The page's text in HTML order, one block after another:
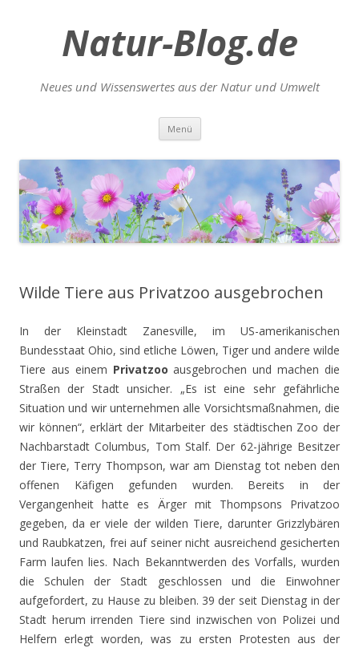
Natur-Blog.de
Neues und Wissenswertes aus der Natur und Umwelt
Menü Zum
springen
Wilde Tiere aus Privatzoo ausgebrochen
In der Kleinstadt Zanesville, im US-amerikanischen
Bundesstaat Ohio, sind etliche Löwen, Tiger und andere wilde
Tiere aus einem Privatzoo ausgebrochen und machen die
Straßen der Stadt unsicher. „Es ist eine sehr gefährliche
Situation und wir unternehmen alle Vorsichtsmaßnahmen, die
wir können“, erklärt der Mitarbeiter des städtischen Zoo der
Nachbarstadt Columbus, Tom Stalf. Der 62-jährige Besitzer
der Tiere, Terry Thompson, war am Dienstag tot neben den
offenen Käfigen gefunden wurden. Bereits in der
Vergangenheit hatte es Ärger mit Thompsons Privatzoo
gegeben, da er viele der wilden Tiere, darunter Grizzlybären
und Raubkatzen, frei auf seiner nicht ausreichend gesicherten
Farm laufen lies. Nach Bekanntwerden des Vorfalls, wurden
die Schulen der Stadt geschlossen und die Einwohner
aufgefordert, zu Hause zu bleiben. 39 der seit Dienstag in der
Stadt herum irrenden Tiere sind inzwischen von Polizei und
Helfern erlegt worden, was zu ersten Protesten aus der